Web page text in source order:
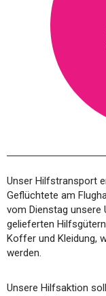
Unser Hilfstransport
Geflüchtete am
vom Dienstag unsere
gelieferten
Koffer und Kleidung,
werden.
Unsere Hilfsaktion